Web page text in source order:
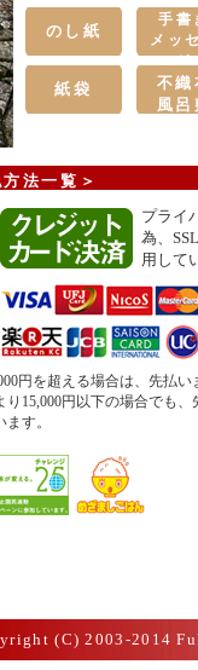
のし紙
手書
メッ
ジ
カー
紙袋
不織
風呂
法一覧＞
プライ
為、
用して
円を超える場合は、先払
15,000円以下の場合でも、
す。
(C) 2003-2014